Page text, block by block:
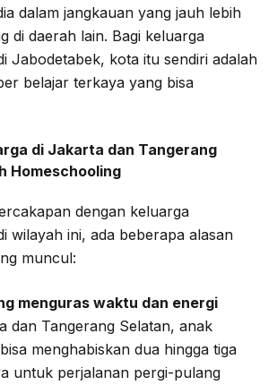
dalam jangkauan yang jauh lebih
di daerah lain. Bagi keluarga
Jabodetabek, kota itu sendiri adalah
belajar terkaya yang bisa
di Jakarta dan Tangerang
Homeschooling
dengan keluarga
wilayah ini, ada beberapa alasan
muncul:
menguras waktu dan energi
dan Tangerang Selatan, anak
menghabiskan dua hingga tiga
untuk perjalanan pergi-pulang